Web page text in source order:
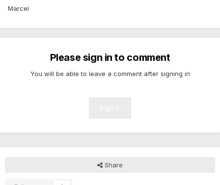
Marcel
Please sign in to comment
You will be able to leave a comment after signing in
Share